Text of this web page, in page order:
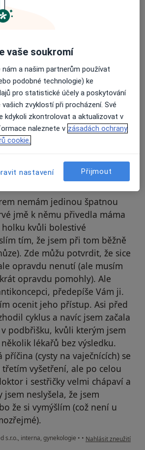
jsou pro nás důležité.
nebo změnu recenze pacienta.
nemám jedinou špatnou
jmě k němu přivedla máma
kvůli bolestivé
tím, že jsem při tom běžně
Zde můžu potvrdit, že sice
opravdu nenutí (ale musím
opravdu pomohly). Ale
předepíše Vám ji.
ocenit jeho přístup. Asi před
cyklus a navíc jsem začala
podbřišku, kvůli kterým jsem
lékařů bez výsledku.
(cysty na vaječnících) se
třetím vyšetření, ale po celou
i sestřičky velmi chápaví a
neslyšela, že jsem
že si vymýšlím (což není u
s.r.o., interna, gynekologie • • podle názoru
Nahlásit zneužití
vaše soukromí
nám a našim partnerům používat
podobné technologie) ke
pro statistické účely a poskytování
zvyklostí při procházení. Své
kdykoli zkontrolovat a aktualizovat v
naleznete v zásadách ochrany
cookie.
nastavení Přijmout